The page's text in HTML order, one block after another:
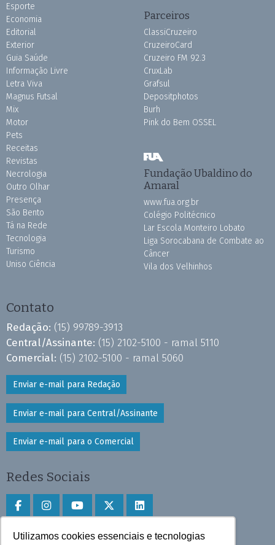
Utilizamos cookies essenciais e tecnologias
Esporte
Economia
Editorial
Exterior
Guia Saúde
Informação Livre
Letra Viva
Magnus Futsal
Mix
Motor
Pets
Receitas
Revistas
Necrologia
Outro Olhar
Presença
São Bento
Tá na Rede
Tecnologia
Turismo
Uniso Ciência
Parceiros
ClassiCruzeiro
CruzeiroCard
Cruzeiro FM 92.3
CruxLab
Grafsul
Depositphotos
Burh
Pink do Bem OSSEL
Fundação Ubaldino do
Amaral
www.fua.org.br
Colégio Politécnico
Lar Escola Monteiro Lobato
Liga Sorocabana de Combate ao
Câncer
Vila dos Velhinhos
Contato
Redação: (15) 99789-3913
Central/Assinante: (15) 2102-5100 - ramal 5110
Comercial: (15) 2102-5100 - ramal 5060
Enviar e-mail para Redação
Enviar e-mail para Central/Assinante
Enviar e-mail para o Comercial
Redes Sociais